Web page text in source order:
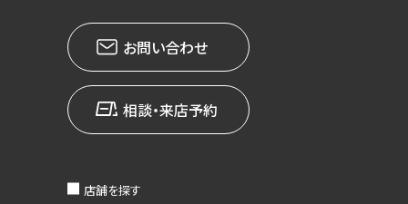
お問い合わせ
相談・来店予約
店舗を探す